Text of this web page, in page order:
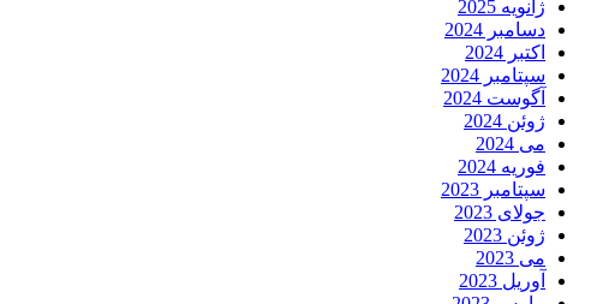
ژانویه 2025
دسامبر 2024
اکتبر 2024
سپتامبر 2024
آگوست 2024
ژوئن 2024
می 2024
فوریه 2024
سپتامبر 2023
جولای 2023
ژوئن 2023
می 2023
آوریل 2023